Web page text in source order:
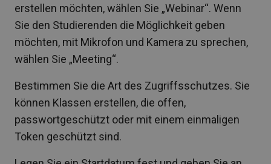
erstellen möchten, wählen Sie „Webinar“. Wenn
Sie den Studierenden die Möglichkeit geben
möchten, mit Mikrofon und Kamera zu sprechen,
wählen Sie „Meeting“.
Bestimmen Sie die Art des Zugriffsschutzes. Sie
können Klassen erstellen, die offen,
passwortgeschützt oder mit einem einmaligen
Token geschützt sind.